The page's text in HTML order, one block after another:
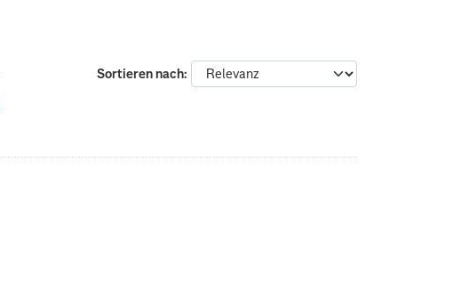
Sortieren nach